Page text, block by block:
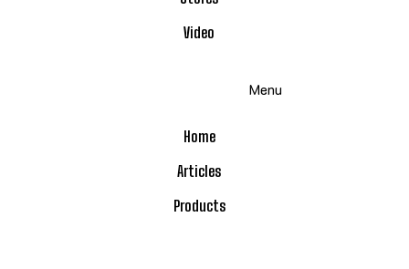
Video
Home
Articles
Products
Menu